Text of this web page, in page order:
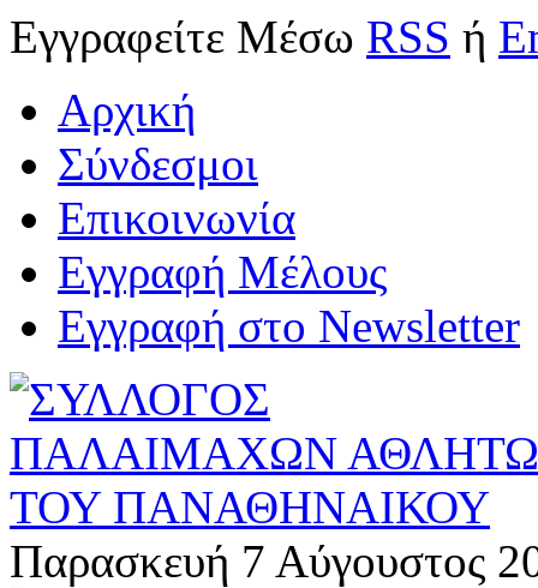
Εγγραφείτε Μέσω RSS ή
Αρχική
Σύνδεσμοι
Επικοινωνία
Εγγραφή Μέλους
Εγγραφή στο Newsletter
Παρασκευή 7 Αύγουστος